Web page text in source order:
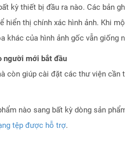
kỳ thiết bị đầu ra nào. Các bản
thị chính xác hình ảnh. Khi
của hình ảnh gốc vẫn giống
người mới bắt đầu
còn giúp cài đặt các thư viện cần
nào sang bất kỳ dòng sản
tệp được hỗ trợ.